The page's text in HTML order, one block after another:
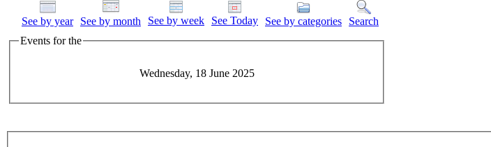
See by year See by month See by week See Today See by categories
Search
Events for the
Wednesday, 18 June 2025